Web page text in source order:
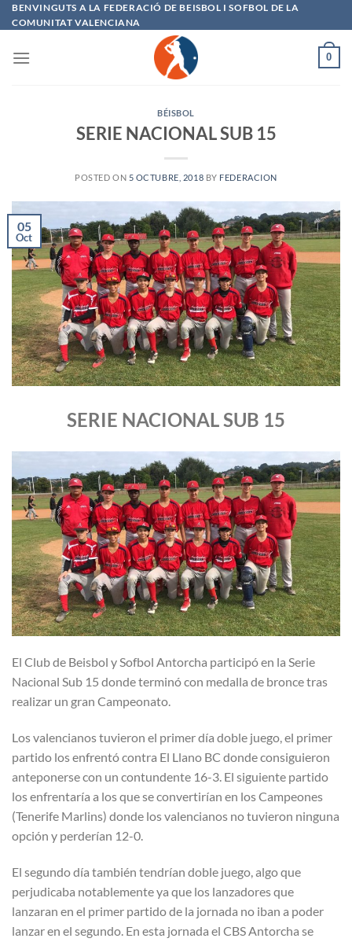
Saltar
al
BENVINGUTS A LA FEDERACIÓ DE BEISBOL I SOFBOL DE LA
COMUNITAT VALENCIANA
0
BÉISBOL
SERIE NACIONAL SUB 15
POSTED ON 5 OCTUBRE, 2018 BY FEDERACION
05
Oct
SERIE NACIONAL SUB 15
El Club de Beisbol y Sofbol Antorcha participó en la Serie
Nacional Sub 15 donde terminó con medalla de bronce tras
realizar un gran Campeonato.
Los valencianos tuvieron el primer día doble juego, el primer
partido los enfrentó contra El Llano BC donde consiguieron
anteponerse con un contundente 16-3. El siguiente partido
los enfrentaría a los que se convertirían en los Campeones
(Tenerife Marlins) donde los valencianos no tuvieron ninguna
opción y perderían 12-0.
El segundo día también tendrían doble juego, algo que
perjudicaba notablemente ya que los lanzadores que
lanzaran en el primer partido de la jornada no iban a poder
lanzar en el segundo. En esta jornada el CBS Antorcha se